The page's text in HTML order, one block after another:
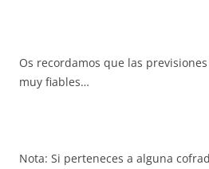
Os recordamos que las
muy fiables…
Nota: Si perteneces a alguna